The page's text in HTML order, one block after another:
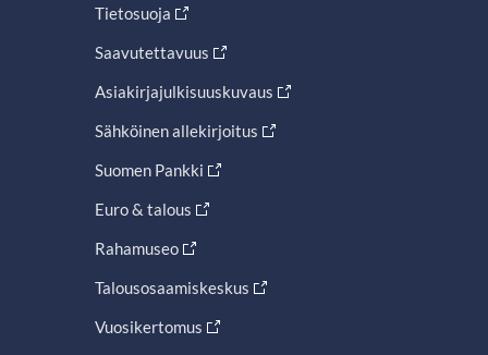
Tietosuoja
Saavutettavuus
Asiakirjajulkisuuskuvaus
Sähköinen allekirjoitus
Suomen Pankki
Euro & talous
Rahamuseo
Talousosaamiskeskus
Vuosikertomus